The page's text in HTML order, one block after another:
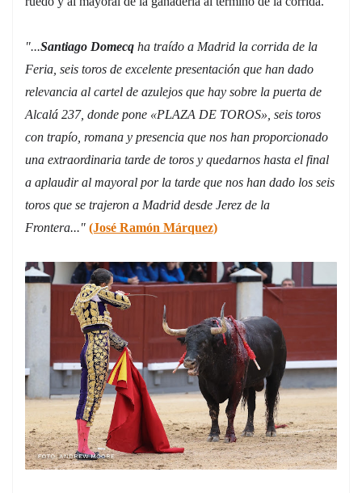
"...Santiago Domecq ha traído a Madrid la corrida de la
Feria, seis toros de excelente presentación que han dado
relevancia al cartel de azulejos que hay sobre la puerta de
Alcalá 237, donde pone «PLAZA DE TOROS», seis toros
con trapío, romana y presencia que nos han proporcionado
una extraordinaria tarde de toros y quedarnos hasta el final
a aplaudir al mayoral por la tarde que nos han dado los seis
toros que se trajeron a Madrid desde Jerez de la
Frontera..." (José Ramón Márquez)